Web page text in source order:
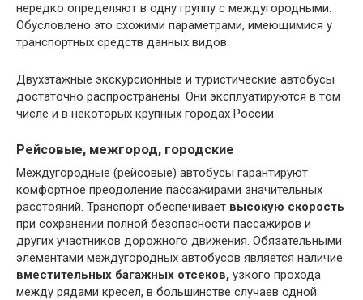
нередко определяют в одну группу с междугородными.
Обусловлено это схожими параметрами, имеющимися у
транспортных средств данных видов.
Двухэтажные экскурсионные и туристические автобусы
достаточно распространены. Они эксплуатируются в том
числе и в некоторых крупных городах России.
Рейсовые, межгород, городские
Междугородные (рейсовые) автобусы гарантируют
комфортное преодоление пассажирами значительных
расстояний. Транспорт обеспечивает высокую скорость
при сохранении полной безопасности пассажиров и
других участников дорожного движения. Обязательными
элементами междугородных автобусов является наличие
вместительных багажных отсеков, узкого прохода
между рядами кресел, в большинстве случаев одной